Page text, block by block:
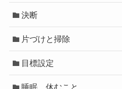
決断
片づけと掃除
目標設定
睡眠、休むこと